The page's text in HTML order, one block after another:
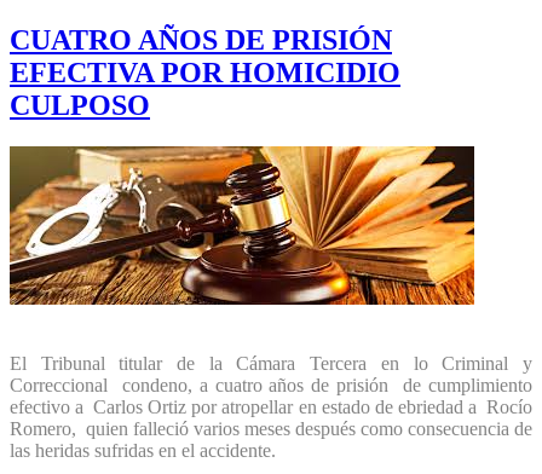
CUATRO AÑOS DE PRISIÓN
EFECTIVA POR HOMICIDIO
CULPOSO
El Tribunal titular de la Cámara Tercera en lo Criminal y
Correccional condeno, a cuatro años de prisión de cumplimiento
efectivo a Carlos Ortiz por atropellar en estado de ebriedad a Rocío
Romero, quien falleció varios meses después como consecuencia de
las heridas sufridas en el accidente.